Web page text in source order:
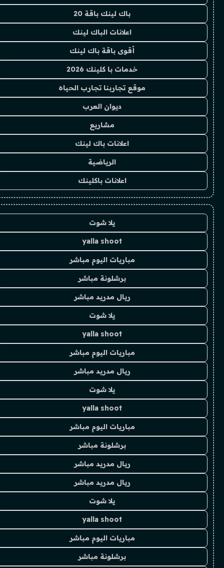
باك لينك باقة 20
اعلانات الباك لينك
أقوى باقة باك لينك
خدمات با كلينك 2026
موقع تجاربنا تجارب الحياه
ديوان العرب
مشاريع
اعلانات باك لينك
الرياضية
اعلانات باكلينك
يلا شوت
yalla shoot
مباريات اليوم مباشر
برشلونة مباشر
ريال مدريد مباشر
يلا شوت
yalla shoot
مباريات اليوم مباشر
ريال مدريد مباشر
يلا شوت
yalla shoot
مباريات اليوم مباشر
برشلونة مباشر
ريال مدريد مباشر
ريال مدريد مباشر
يلا شوت
yalla shoot
مباريات اليوم مباشر
برشلونة مباشر